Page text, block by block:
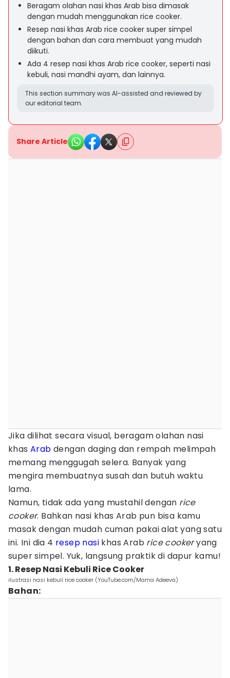
Beragam olahan nasi khas Arab bisa dimasak
dengan mudah menggunakan rice cooker.
Resep nasi khas Arab rice cooker super simpel
dengan bahan dan cara membuat yang mudah
diikuti.
Ada 4 resep nasi khas Arab rice cooker, seperti nasi
kebuli, nasi mandhi ayam, dan lainnya.
This section summary was AI-assisted and reviewed by
our editorial team.
Share Article
Jika dilihat secara visual, beragam olahan nasi
khas Arab dengan daging dan rempah melimpah
memang menggugah selera. Banyak yang
mengira membuatnya susah dan butuh waktu
lama.
Namun, tidak ada yang mustahil dengan rice
cooker. Bahkan nasi khas Arab pun bisa kamu
masak dengan mudah cuman pakai alat yang satu
ini. Ini dia 4 resep nasi khas Arab rice cookeryang
super simpel. Yuk, langsung praktik di dapur kamu!
1. Resep Nasi Kebuli Rice Cooker
ilustrasi nasi kebuli rice cooker (YouTube.com/Mama Adeeva)
Bahan: